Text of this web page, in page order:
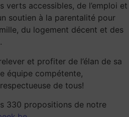
verts accessibles, de l’emploi et
soutien à la parentalité pour
du logement décent et des
et profiter de l’élan de sa
équipe compétente,
de tous!
330 propositions de notre